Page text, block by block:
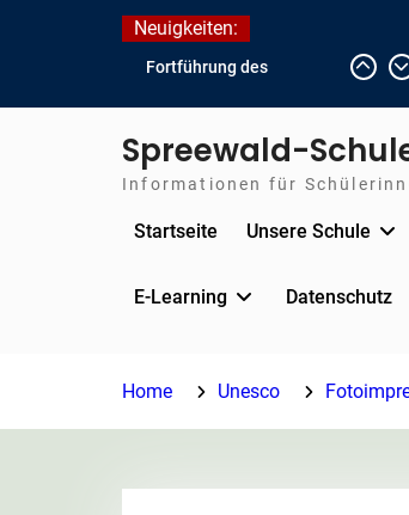
Neuigkeiten:
Fortführung des
Temperaturen (22.06. bis
voraussichtlich zum
Journalismus hautnah
Lübbener Insellauf 2026
Spreewald-
Informationen für
Startseite Unsere Schule
E-Learning Datenschutz
Home Unesco